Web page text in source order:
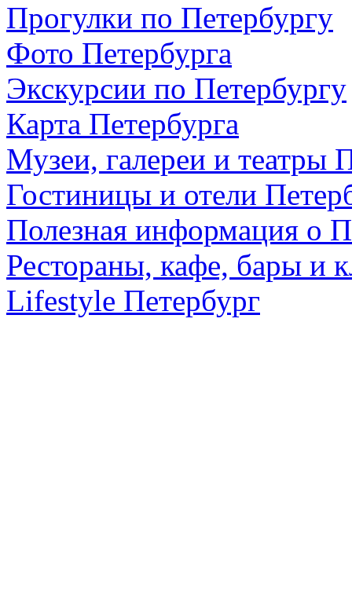
Прогулки по Петербургу
Фото Петербурга
Экскурсии по Петербургу
Карта Петербурга
Музеи, галереи и театры
Гостиницы и отели
Полезная информация о
Рестораны, кафе, бары и
Lifestyle Петербург